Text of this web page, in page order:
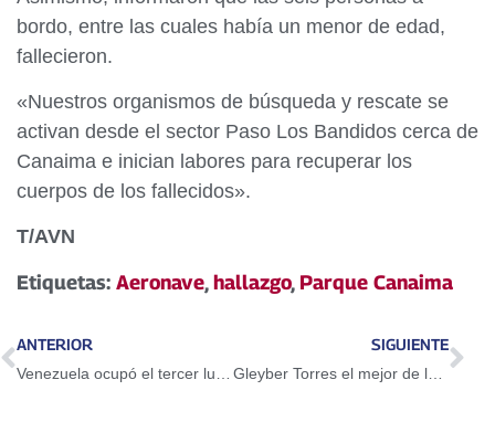
bordo, entre las cuales había un menor de edad,
fallecieron.
«Nuestros organismos de búsqueda y rescate se
activan desde el sector Paso Los Bandidos cerca de
Canaima e inician labores para recuperar los
cuerpos de los fallecidos».
T/AVN
Etiquetas: Aeronave,hallazgo, Parque Canaima
ANTERIOR SIGUIENTE
Gleyber Torres el mejor de la semana en la Liga Americana